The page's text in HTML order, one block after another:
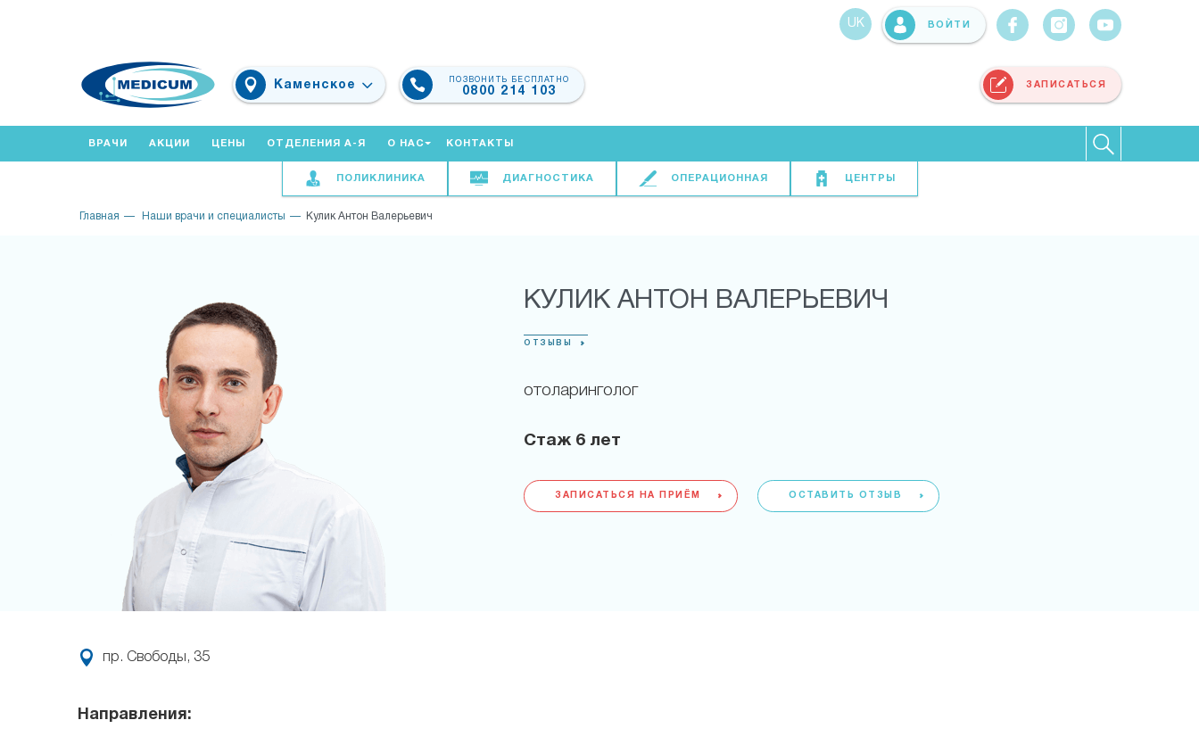
UK ВОЙТИ
Каменское ПОЗВОНИТЬ БЕСПЛАТНО
0800 214 103
ЗАПИСАТЬСЯ
ВРАЧИ АКЦИИ ЦЕНЫ ОТДЕЛЕНИЯ А-Я О НАС КОНТАКТЫ
ПОЛИКЛИНИКА ДИАГНОСТИКА ОПЕРАЦИОННАЯ ЦЕНТРЫ
Главная Наши врачи и специалисты Кулик Антон Валерьевич
КУЛИК АНТОН ВАЛЕРЬЕВИЧ
ОТЗЫВЫ
отоларинголог
Стаж 6 лет
ЗАПИСАТЬСЯ НА ПРИЁМ ОСТАВИТЬ ОТЗЫВ
пр. Свободы, 35
Направления: